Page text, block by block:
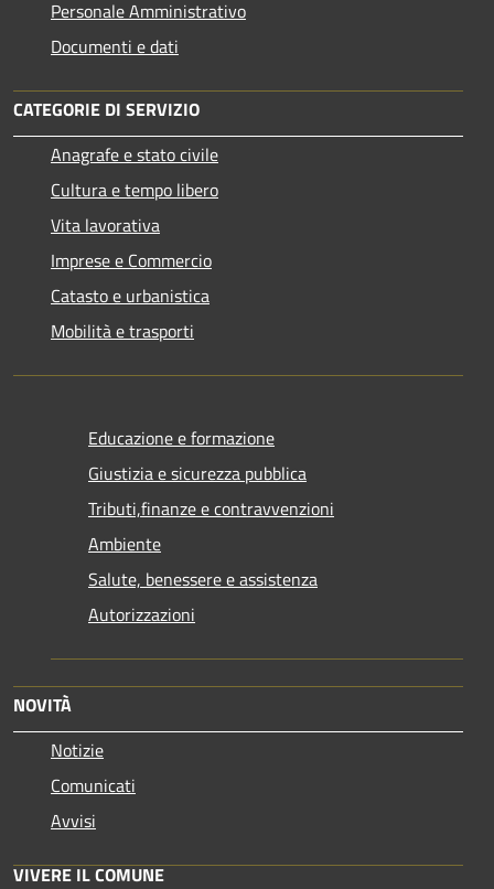
Personale Amministrativo
Documenti e dati
CATEGORIE DI SERVIZIO
Anagrafe e stato civile
Cultura e tempo libero
Vita lavorativa
Imprese e Commercio
Catasto e urbanistica
Mobilità e trasporti
Educazione e formazione
Giustizia e sicurezza pubblica
Tributi,finanze e contravvenzioni
Ambiente
Salute, benessere e assistenza
Autorizzazioni
NOVITÀ
Notizie
Comunicati
Avvisi
VIVERE IL COMUNE